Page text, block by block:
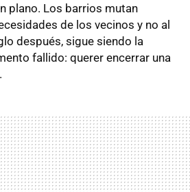
plano. Los barrios mutan
de los vecinos y no al
después, sigue siendo la
fallido: querer encerrar una